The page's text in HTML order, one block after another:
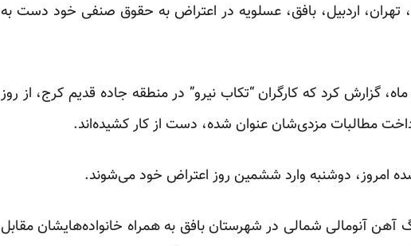
تهران، اردبیل، بافق، عسلویه در اعتراض به حقوق صنفی خود دست به
گزارش کرد که کارگران “تکاب نیرو” در منطقه جاده قدیم کرج، از روز
اخراجی معدن سنگ آهن آنومالی شمالی در شهرستان بافق به همراه خانواده‌هایشان مقابل